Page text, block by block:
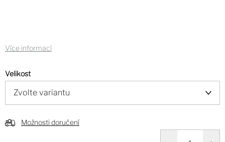
Více informací
Velikost
Možnosti doručení